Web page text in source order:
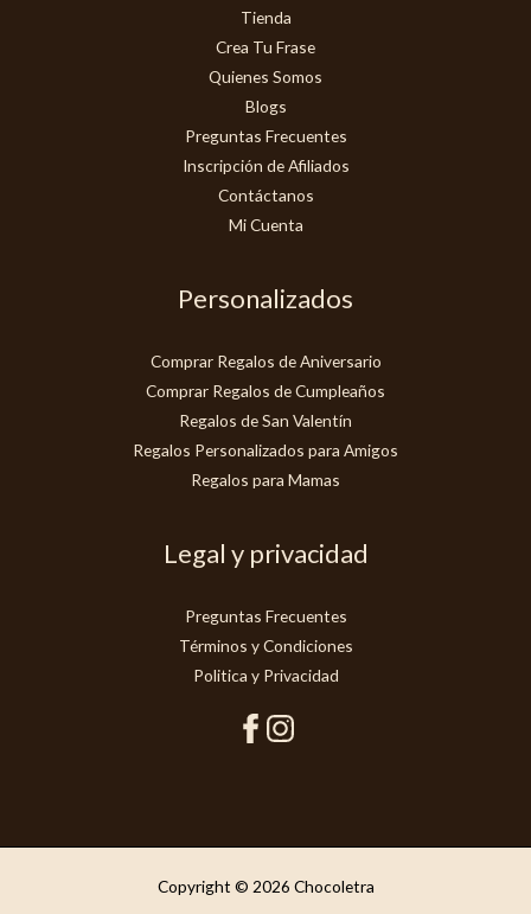
Tienda
Crea Tu Frase
Quienes Somos
Blogs
Preguntas Frecuentes
Inscripción de Afiliados
Contáctanos
Mi Cuenta
Personalizados
Comprar Regalos de Aniversario
Comprar Regalos de Cumpleaños
Regalos de San Valentín
Regalos Personalizados para Amigos
Regalos para Mamas
Legal y privacidad
Preguntas Frecuentes
Términos y Condiciones
Politica y Privacidad
Copyright © 2026 Chocoletra